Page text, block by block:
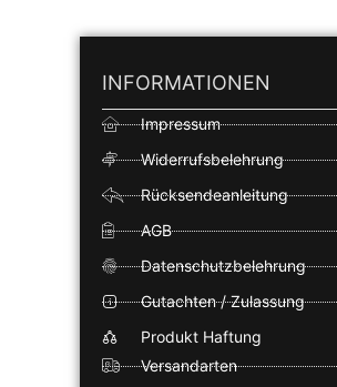
INFORMATIONEN
Impressum
Widerrufsbelehrung
Rücksendeanleitung
AGB
Datenschutzbelehrung
Gutachten / Zulassung
Produkt Haftung
Versandarten